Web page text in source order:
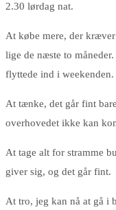
2.30 lørdag nat.
At købe mere, der
lige de næste to
flyttede ind i weekenden.
At tænke, det går fint
overhovedet ikke kan
At tage alt for stramme
giver sig, og det går fint.
At tro, jeg kan nå at gå i